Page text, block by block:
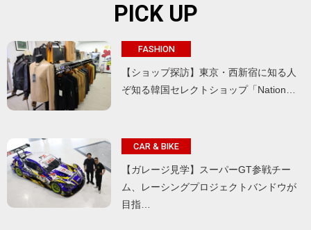
PICK UP
FASHION
【ショップ探訪】東京・西新宿に知る人
ぞ知る韓国セレクトショップ「Nation…
CAR & BIKE
【ガレージ見学】スーパーGT参戦チー
ム、レーシングプロジェクトバンドウが
目指…